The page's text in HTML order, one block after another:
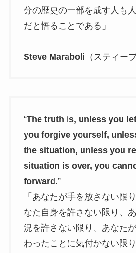
分の歴史の一部を成す人も
だと悟ることである」
Steve Maraboli （スティー
“The truth is, unless you
you forgive yourself,
the situation, unless you
situation is over, you
forward.”
「あなたが手を放さない限
なた自身を許さない限り、
況を許さない限り、あなた
わったことに気付かない限